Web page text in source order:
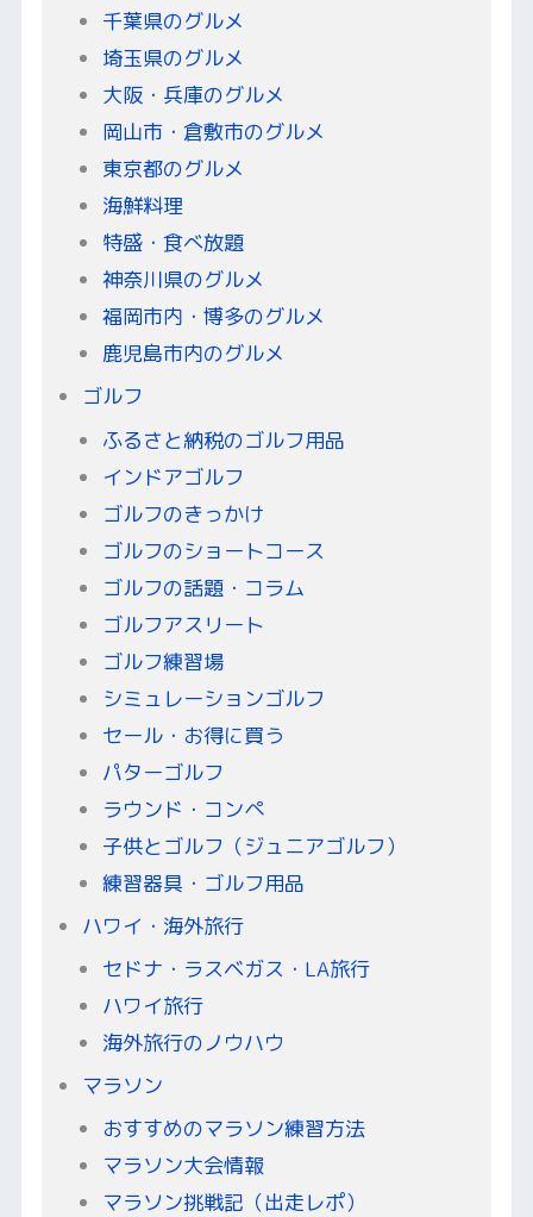
千葉県のグルメ
埼玉県のグルメ
大阪・兵庫のグルメ
岡山市・倉敷市のグルメ
東京都のグルメ
海鮮料理
特盛・食べ放題
神奈川県のグルメ
福岡市内・博多のグルメ
鹿児島市内のグルメ
ゴルフ
ふるさと納税のゴルフ用品
インドアゴルフ
ゴルフのきっかけ
ゴルフのショートコース
ゴルフの話題・コラム
ゴルフアスリート
ゴルフ練習場
シミュレーションゴルフ
セール・お得に買う
パターゴルフ
ラウンド・コンペ
子供とゴルフ（ジュニアゴルフ）
練習器具・ゴルフ用品
ハワイ・海外旅行
セドナ・ラスベガス・LA旅行
ハワイ旅行
海外旅行のノウハウ
マラソン
おすすめのマラソン練習方法
マラソン大会情報
マラソン挑戦記（出走レポ）